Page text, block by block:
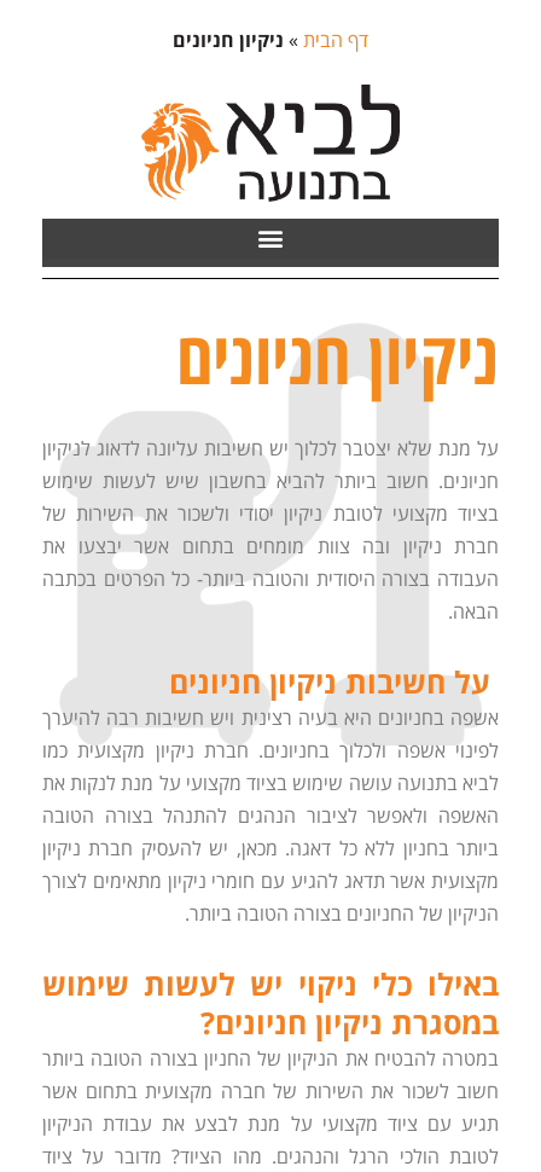
דף הבית»ניקיון חניונים
ניקיון חניונים
על מנת שלא יצטבר לכלוך יש חשיבות עליונה לדאוג לניקיון
חניונים. חשוב ביותר להביא בחשבון שיש לעשות שימוש
בציוד מקצועי לטובת ניקיון יסודי ולשכור את השירות של
חברת ניקיון ובה צוות מומחים בתחום אשר יבצעו את
העבודה בצורה היסודית והטובה ביותר- כל הפרטים בכתבה
הבאה.
על חשיבות ניקיון חניונים
אשפה בחניונים היא בעיה רצינית ויש חשיבות רבה להיערך
לפינוי אשפה ולכלוך בחניונים. חברת ניקיון מקצועית כמו
לביא בתנועה עושה שימוש בציוד מקצועי על מנת לנקות את
האשפה ולאפשר לציבור הנהגים להתנהל בצורה הטובה
ביותר בחניון ללא כל דאגה. מכאן, יש להעסיק חברת ניקיון
מקצועית אשר תדאג להגיע עם חומרי ניקיון מתאימים לצורך
הניקיון של החניונים בצורה הטובה ביותר.
באילו כלי ניקוי יש לעשות שימוש
במסגרת ניקיון חניונים?
במטרה להבטיח את הניקיון של החניון בצורה הטובה ביותר
חשוב לשכור את השירות של חברה מקצועית בתחום אשר
תגיע עם ציוד מקצועי על מנת לבצע את עבודת הניקיון
לטובת הולכי הרגל והנהגים. מהו הציוד? מדובר על ציוד